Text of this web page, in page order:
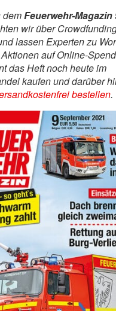
demFeuerwehr-Magazin
wir über
lassen Experten zu
auf Online-
das Heft noch heute im
kaufen und darüber
bestellen.